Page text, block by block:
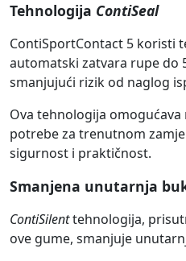
Tehnologija ContiSeal
ContiSportContact 5 koristi
automatski zatvara rupe do
smanjujući rizik od naglog
Ova tehnologija omogućava
potrebe za trenutnom
sigurnost i praktičnost.
Smanjena unutarnja
ContiSilenttehnologija,
ove gume, smanjuje